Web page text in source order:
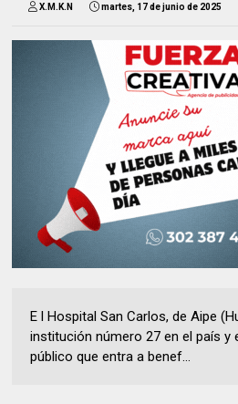
X.M.K.N martes, 17 de junio de 2025
E l Hospital San Carlos, de Aipe
institución número 27 en el país y
público que entra a benef...